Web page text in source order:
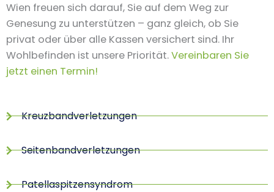
Kreuzbandverletzungen
Seitenbandverletzungen
Patellaspitzensyndrom
Wien freuen sich darauf, Sie auf dem Weg zur
Genesung zu unterstützen – ganz gleich, ob Sie
privat oder über alle Kassen versichert sind. Ihr
Wohlbefinden ist unsere Priorität.Vereinbaren Sie
jetzt einen Termin!